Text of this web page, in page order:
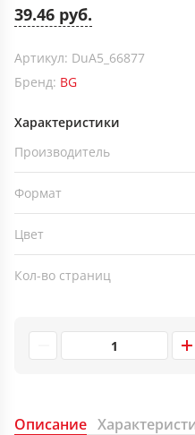
39.46 руб.
Артикул: DuA5_66877
Бренд: BG
Характеристики
Производитель
Формат
Цвет
Кол-во страниц
Описание